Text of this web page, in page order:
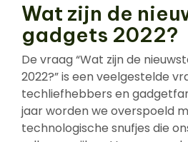
Wat zijn de
gadgets 2022?
De vraag “Wat zijn de
2022?” is een veelgestelde
techliefhebbers en
jaar worden we overspoeld
technologische snufjes die